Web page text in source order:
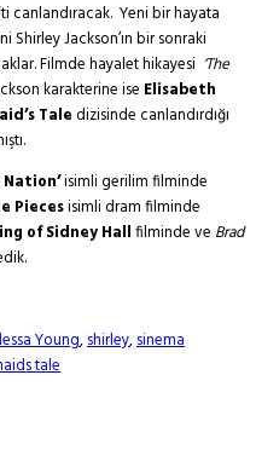
Yeni bir hayata
Jackson’ın bir sonraki
Filmde hayalet hikayesi ‘The
karakterine ise Elisabeth
Tale dizisinde canlandırdığı
isimli gerilim filminde
Piecesisimli dram filminde
of Sidney Hallfilminde ve Brad
Young,shirley,sinema
tale